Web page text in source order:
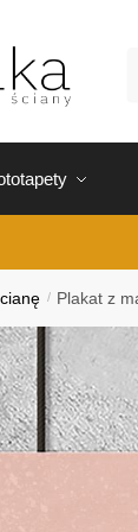
/ Plakat z